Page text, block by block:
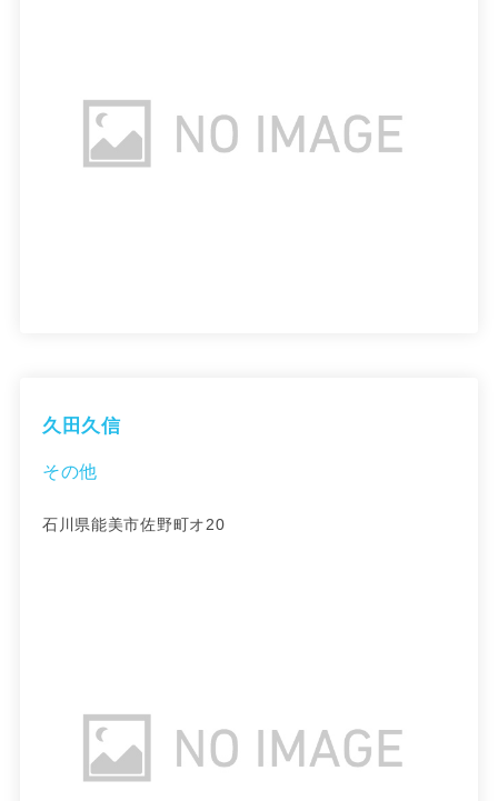
久田久信
その他
石川県能美市佐野町オ20